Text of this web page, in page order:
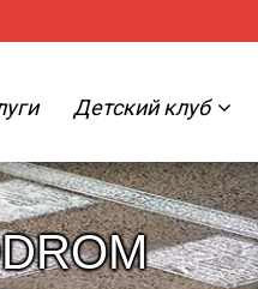
Детский клуб